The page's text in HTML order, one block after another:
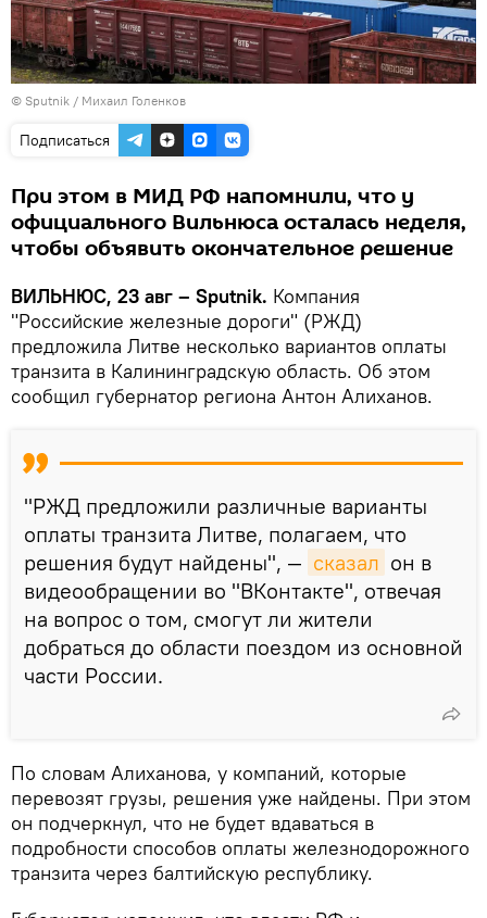
© Sputnik / Михаил Голенков
Подписаться
При этом в МИД РФ напомнили, что у
официального Вильнюса осталась неделя,
чтобы объявить окончательное решение
ВИЛЬНЮС, 23 авг – Sputnik. Компания
"Российские железные дороги" (РЖД)
предложила Литве несколько вариантов оплаты
транзита в Калининградскую область. Об этом
сообщил губернатор региона Антон Алиханов.
"РЖД предложили различные варианты
оплаты транзита Литве, полагаем, что
решения будут найдены", — сказал он в
видеообращении во "ВКонтакте", отвечая
на вопрос о том, смогут ли жители
добраться до области поездом из основной
части России.
По словам Алиханова, у компаний, которые
перевозят грузы, решения уже найдены. При этом
он подчеркнул, что не будет вдаваться в
подробности способов оплаты железнодорожного
транзита через балтийскую республику.